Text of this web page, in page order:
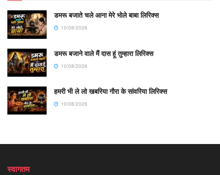
डमरू बजाते चले आना मेरे भोले बाबा लिरिक्स
10/08/2026
डमरू बजाने वाले मैं दास हूं तुम्हारा लिरिक्स
10/08/2026
हमरी भी ले लो खबरिया गौरा के सांवरिया लिरिक्स
10/08/2026
स्वागतम